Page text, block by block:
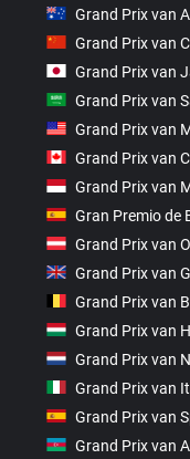
Grand Prix van
Grand Prix van
Grand Prix van
Grand Prix van
Grand Prix van
Grand Prix van
Grand Prix van
Gran Premio de
Grand Prix van
Grand Prix van
Grand Prix van
Grand Prix van
Grand Prix van
Grand Prix van
Grand Prix van
Grand Prix van